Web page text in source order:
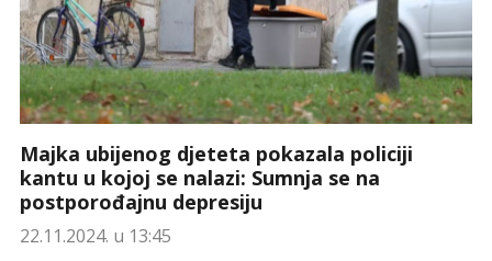
Majka ubijenog djeteta pokazala policiji
kantu u kojoj se nalazi: Sumnja se na
postporođajnu depresiju
22.11.2024. u 13:45